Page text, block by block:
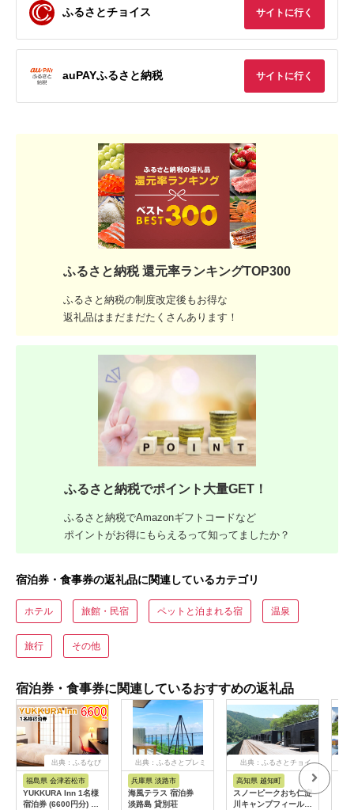
ふるさとチョイス サイトに行く
auPAYふるさと納税 サイトに行く
ふるさと納税 還元率ランキングTOP300
ふるさと納税の制度改定後もお得な
返礼品はまだまだたくさんあります！
ふるさと納税でポイント大量GET！
ふるさと納税でAmazonギフトコードなど
ポイントがお得にもらえるって知ってましたか？
宿泊券・食事券の返礼品に関連しているカテゴリ
ホテル 旅館・民宿 ペットと泊まれる宿 温泉
旅行 その他
宿泊券・食事券に関連しているおすすめの返礼品
出典：ふるなび
福島県 会津若松市
YUKKURA Inn 1名様
宿泊券 (6600円分) ワ
出典：ふるさとプレミ
兵庫県 淡路市
海風テラス 宿泊券
淡路島 貸別荘
出典：ふるさとチョイ
高知県 越知町
スノーピークおち仁淀
川キャンプフィールド